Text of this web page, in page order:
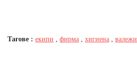
Тагове : екипи , фирма , хигиена , валежи